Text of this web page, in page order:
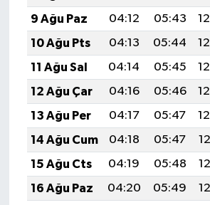
9 Ağu Paz
04:12 05:43
10 Ağu Pts
04:13 05:44
11 Ağu Sal
04:14 05:45
12 Ağu Çar
04:16 05:46
13 Ağu Per
04:17 05:47
14 Ağu Cum
04:18 05:47
15 Ağu Cts
04:19 05:48
16 Ağu Paz
04:20 05:49